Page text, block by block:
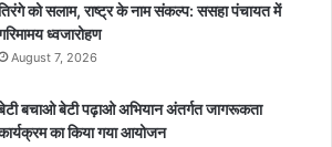
को सलाम, राष्ट्र के नाम संकल्प: ससहा पंचायत में
ध्वजारोहण
August 7, 2026
बचाओ बेटी पढ़ाओ अभियान अंतर्गत जागरूकता
का किया गया आयोजन